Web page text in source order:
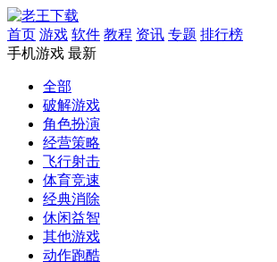
首页 游戏 软件 教程 资讯 专题 排行榜
手机游戏 最新
全部
破解游戏
角色扮演
经营策略
飞行射击
体育竞速
经典消除
休闲益智
其他游戏
动作跑酷